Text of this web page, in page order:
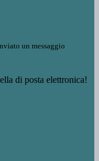
un messaggio
di posta elettronica!